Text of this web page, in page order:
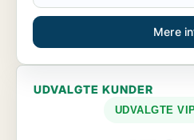
Mere
UDVALGTE KUNDER
UDVALGTE